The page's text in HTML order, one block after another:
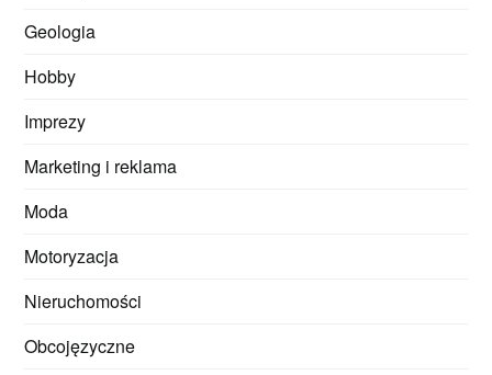
Geologia
Hobby
Imprezy
Marketing i reklama
Moda
Motoryzacja
Nieruchomości
Obcojęzyczne